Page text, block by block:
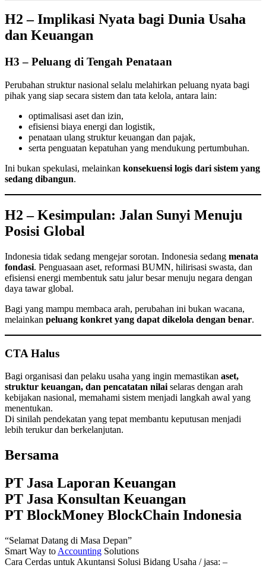
H2 – Implikasi Nyata bagi Dunia Usaha
dan Keuangan
H3 – Peluang di Tengah Penataan
Perubahan struktur nasional selalu melahirkan peluang nyata bagi
pihak yang siap secara sistem dan tata kelola, antara lain:
optimalisasi aset dan izin,
efisiensi biaya energi dan logistik,
penataan ulang struktur keuangan dan pajak,
serta penguatan kepatuhan yang mendukung pertumbuhan.
Ini bukan spekulasi, melainkan konsekuensi logis dari sistem yang
sedang dibangun.
H2 – Kesimpulan: Jalan Sunyi Menuju
Posisi Global
Indonesia tidak sedang mengejar sorotan. Indonesia sedang menata
fondasi. Penguasaan aset, reformasi BUMN, hilirisasi swasta, dan
efisiensi energi membentuk satu jalur besar menuju negara dengan
daya tawar global.
Bagi yang mampu membaca arah, perubahan ini bukan wacana,
melainkan peluang konkret yang dapat dikelola dengan benar.
CTA Halus
Bagi organisasi dan pelaku usaha yang ingin memastikan aset,
struktur keuangan, dan pencatatan nilai selaras dengan arah
kebijakan nasional, memahami sistem menjadi langkah awal yang
menentukan.
Di sinilah pendekatan yang tepat membantu keputusan menjadi
lebih terukur dan berkelanjutan.
Bersama
PT Jasa Laporan Keuangan
PT Jasa Konsultan Keuangan
PT BlockMoney BlockChain Indonesia
“Selamat Datang di Masa Depan”
Smart Way to Accounting Solutions
Cara Cerdas untuk Akuntansi Solusi Bidang Usaha / jasa: –